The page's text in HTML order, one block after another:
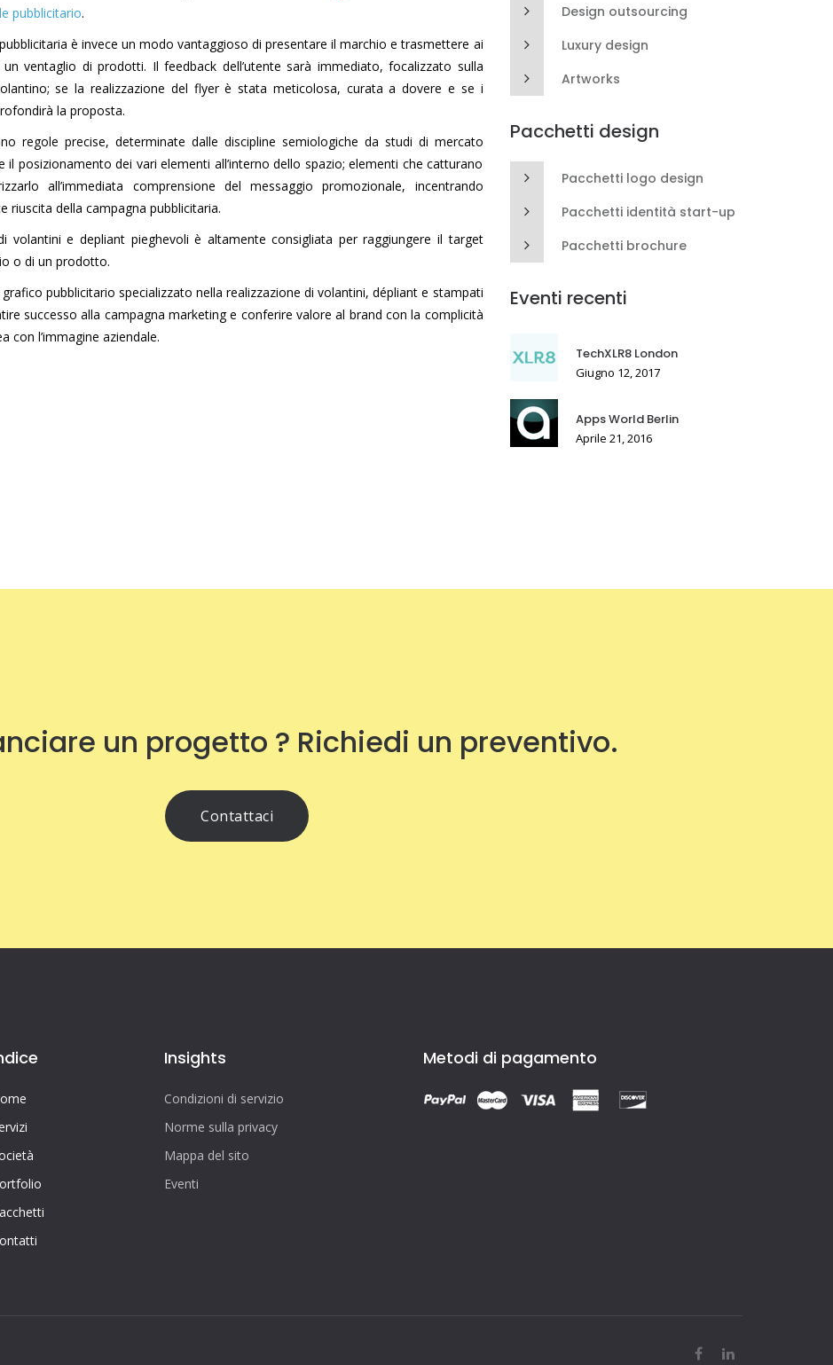
pubblicitario.
è invece un modo vantaggioso di presentare il marchio e trasmettere ai
ventaglio di prodotti. Il feedback dell’utente sarà immediato, focalizzato sulla
se la realizzazione del flyer è stata meticolosa, curata a dovere e se i
la proposta.
regole precise, determinate dalle discipline semiologiche da studi di mercato
il posizionamento dei vari elementi all’interno dello spazio; elementi che catturano
all’immediata comprensione del messaggio promozionale, incentrando
riuscita della campagna pubblicitaria.
volantini e depliant pieghevoli è altamente consigliata per raggiungere il target
o di un prodotto.
pubblicitario specializzato nella realizzazione di volantini, dépliant e stampati
successo alla campagna marketing e conferire valore al brand con la complicità
con l’immagine aziendale.
Design outsourcing
Luxury design
Artworks
Pacchetti design
Pacchetti logo design
Pacchetti identità start-up
Pacchetti brochure
Eventi recenti
TechXLR8 London
Giugno 12, 2017
Apps World Berlin
Aprile 21, 2016
un progetto ? Richiedi un preventivo.
Contattaci
Insights
Condizioni di servizio
Norme sulla privacy
Mappa del sito
Eventi
Metodi di pagamento